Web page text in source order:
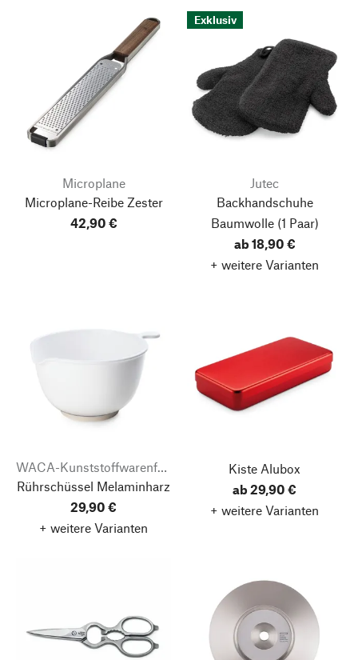
Microplane
Microplane-Reibe Zester
42,90 €
Exklusiv
Jutec
Backhandschuhe
Baumwolle(1 Paar)
ab 18,90 €
+ weitere Varianten
WACA-Kunststoffwarenfabrik
Rührschüssel Melaminharz
29,90 €
+ weitere Varianten
Kiste Alubox
ab 29,90 €
+ weitere Varianten